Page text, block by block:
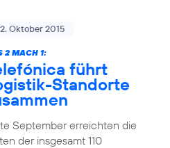
Oktober 2015
2 MACH 1:
führt
Standorte
September erreichten die
der insgesamt 110